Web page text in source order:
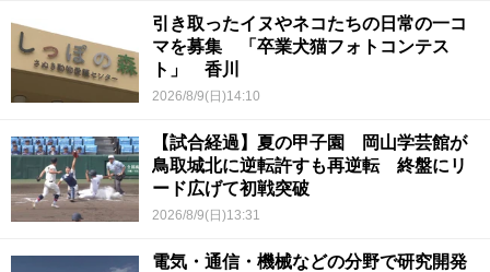
引き取ったイヌやネコたちの日常の一コ
マを募集 「卒業犬猫フォトコンテス
ト」 香川
2026/8/9(日)14:10
【試合経過】夏の甲子園 岡山学芸館が
鳥取城北に逆転許すも再逆転 終盤にリ
ード広げて初戦突破
2026/8/9(日)13:31
電気・通信・機械などの分野で研究開発